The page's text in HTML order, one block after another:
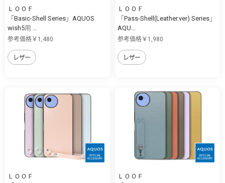
ＬＯＯＦ
「Basic-Shell Series」AQUOS
wish5用 ...
参考価格￥1,480
レザー
ＬＯＯＦ
「Pass-Shell(Leather.ver) Series」
AQU...
参考価格￥1,980
レザー
ＬＯＯＦ
ＬＯＯＦ